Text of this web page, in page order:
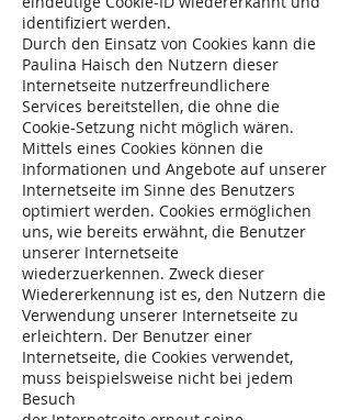
identifiziert werden.
Durch den Einsatz von Cookies kann die
Paulina Haisch den Nutzern dieser
Internetseite nutzerfreundlichere
Services bereitstellen, die ohne die
Cookie-Setzung nicht möglich wären.
Mittels eines Cookies können die
Informationen und Angebote auf unserer
Internetseite im Sinne des Benutzers
optimiert werden. Cookies ermöglichen
uns, wie bereits erwähnt, die Benutzer
unserer Internetseite
wiederzuerkennen. Zweck dieser
Wiedererkennung ist es, den Nutzern die
Verwendung unserer Internetseite zu
erleichtern. Der Benutzer einer
Internetseite, die Cookies verwendet,
muss beispielsweise nicht bei jedem
Besuch